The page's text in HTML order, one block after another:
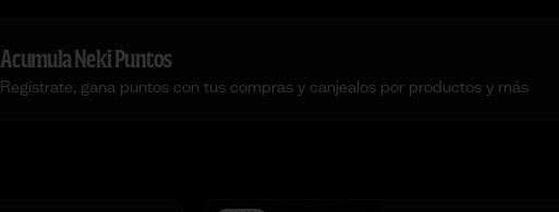
AcumulaNeki Puntos
Regístrate, gana puntos con tus compras y canjealos por productos y más